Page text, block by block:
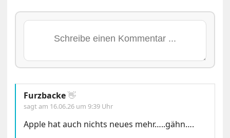
Furzbacke👋
sagt am 16.06.26 um 9:39 Uhr
Apple hat auch nichts neues mehr…..gähn….